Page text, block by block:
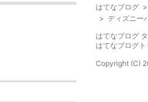
はてなブログ >
> ディズニー
はてなブログ
はてなブログト
Copyright (C)